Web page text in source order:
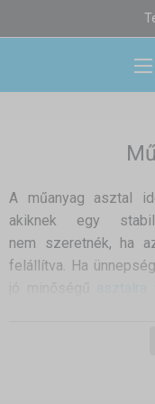
A műanyag asztal
akiknek egy
nem szeretnék, ha
felállítva. Ha